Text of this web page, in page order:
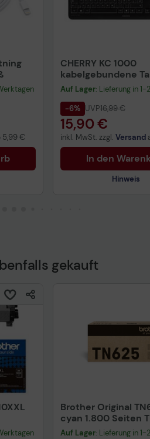
5,99 €
CHERRY KC 1000
kabelgebundene
QWERTZ DE -
Auf Lager: Lieferung in
-6% UVP16,99 €
15,90 €
inkl. MwSt. zzgl. Versand
In den
Hinweis
Technisches
gekauft
Brother Original
cyan 1.800 Seiten
Auf Lager: Lieferung in